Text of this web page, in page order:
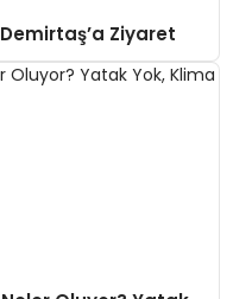
Ziyaret